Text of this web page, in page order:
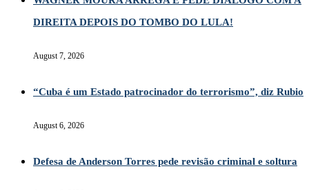
DIREITA DEPOIS DO TOMBO DO LULA!
August 7, 2026
“Cuba é um Estado patrocinador do terrorismo”, diz Rubio
August 6, 2026
Defesa de Anderson Torres pede revisão criminal e soltura